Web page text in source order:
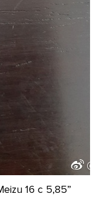
16 с 5,85”